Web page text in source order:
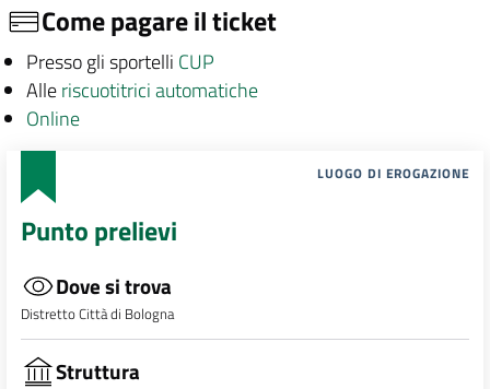
Come pagare il ticket
Presso gli sportelli CUP
Alleriscuotitrici automatiche
Online
LUOGO DI EROGAZIONE
Punto prelievi
Dove si trova
Distretto Città di Bologna
Struttura